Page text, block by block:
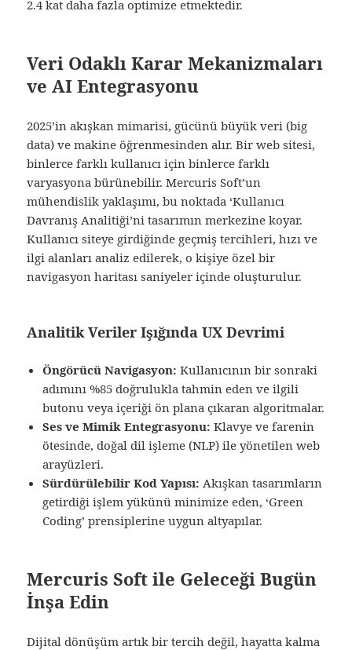
2.4 kat daha fazla optimize etmektedir.
Veri Odaklı Karar Mekanizmaları
ve AI Entegrasyonu
2025’in akışkan mimarisi, gücünü büyük veri (big
data) ve makine öğrenmesinden alır. Bir web sitesi,
binlerce farklı kullanıcı için binlerce farklı
varyasyona bürünebilir. Mercuris Soft’un
mühendislik yaklaşımı, bu noktada ‘Kullanıcı
Davranış Analitiği’ni tasarımın merkezine koyar.
Kullanıcı siteye girdiğinde geçmiş tercihleri, hızı ve
ilgi alanları analiz edilerek, o kişiye özel bir
navigasyon haritası saniyeler içinde oluşturulur.
Analitik Veriler Işığında UX Devrimi
Öngörücü Navigasyon: Kullanıcının bir sonraki
adımını %85 doğrulukla tahmin eden ve ilgili
butonu veya içeriği ön plana çıkaran algoritmalar.
Ses ve Mimik Entegrasyonu: Klavye ve farenin
ötesinde, doğal dil işleme (NLP) ile yönetilen web
arayüzleri.
Sürdürülebilir Kod Yapısı: Akışkan tasarımların
getirdiği işlem yükünü minimize eden, ‘Green
Coding’ prensiplerine uygun altyapılar.
Mercuris Soft ile Geleceği Bugün
İnşa Edin
Dijital dönüşüm artık bir tercih değil, hayatta kalma